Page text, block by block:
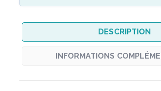
DESCRIPTION
INFORMATIONS